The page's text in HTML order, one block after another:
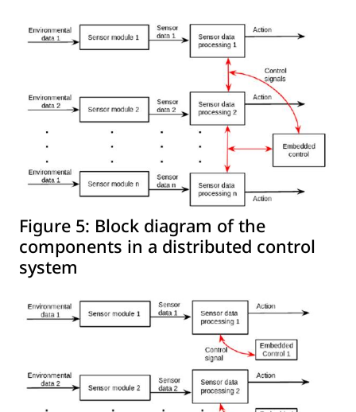
Figure 5: Block diagram of the
components in a distributed control
system